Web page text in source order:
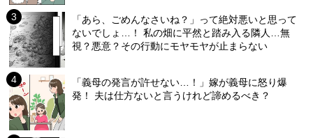
「あら、ごめんなさいね？」って絶対悪いと思って
ないでしょ…！ 私の畑に平然と踏み入る隣人…無
視？悪意？その行動にモヤモヤが止まらない
「義母の発言が許せない…！」嫁が義母に怒り爆
発！ 夫は仕方ないと言うけれど諦めるべき？